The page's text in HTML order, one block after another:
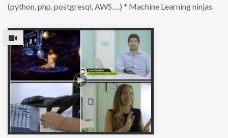
(python, php, postgresql, AWS….) * Machine Learning ninjas